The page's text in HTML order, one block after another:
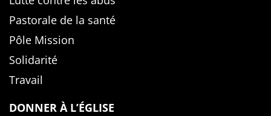
Pastorale de la santé
Pôle Mission
Solidarité
Travail
DONNER À L’ÉGLISE